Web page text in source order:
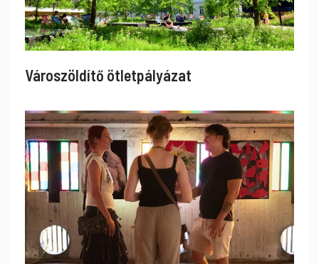
Városzöldítő ötletpályázat